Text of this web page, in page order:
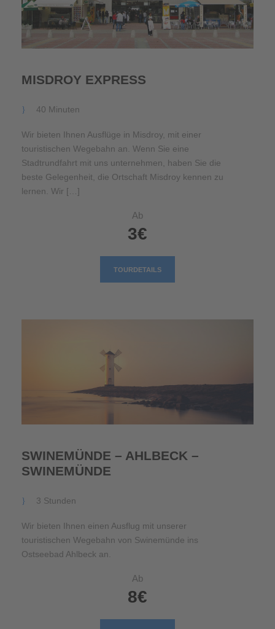
MISDROY EXPRESS
40 Minuten
Wir bieten Ihnen Ausflüge in Misdroy, mit einer
touristischen Wegebahn an. Wenn Sie eine
Stadtrundfahrt mit uns unternehmen, haben Sie die
beste Gelegenheit, die Ortschaft Misdroy kennen zu
lernen. Wir […]
Ab
3€
TOURDETAILS
SWINEMÜNDE – AHLBECK –
SWINEMÜNDE
3 Stunden
Wir bieten Ihnen einen Ausflug mit unserer
touristischen Wegebahn von Swinemünde ins
Ostseebad Ahlbeck an.
Ab
8€